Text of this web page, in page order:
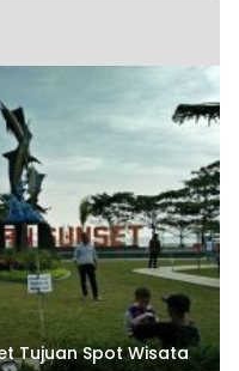
Tujuan Spot Wisata